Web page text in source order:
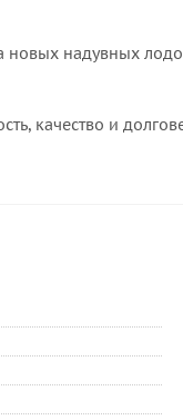
новых надувных
качество и